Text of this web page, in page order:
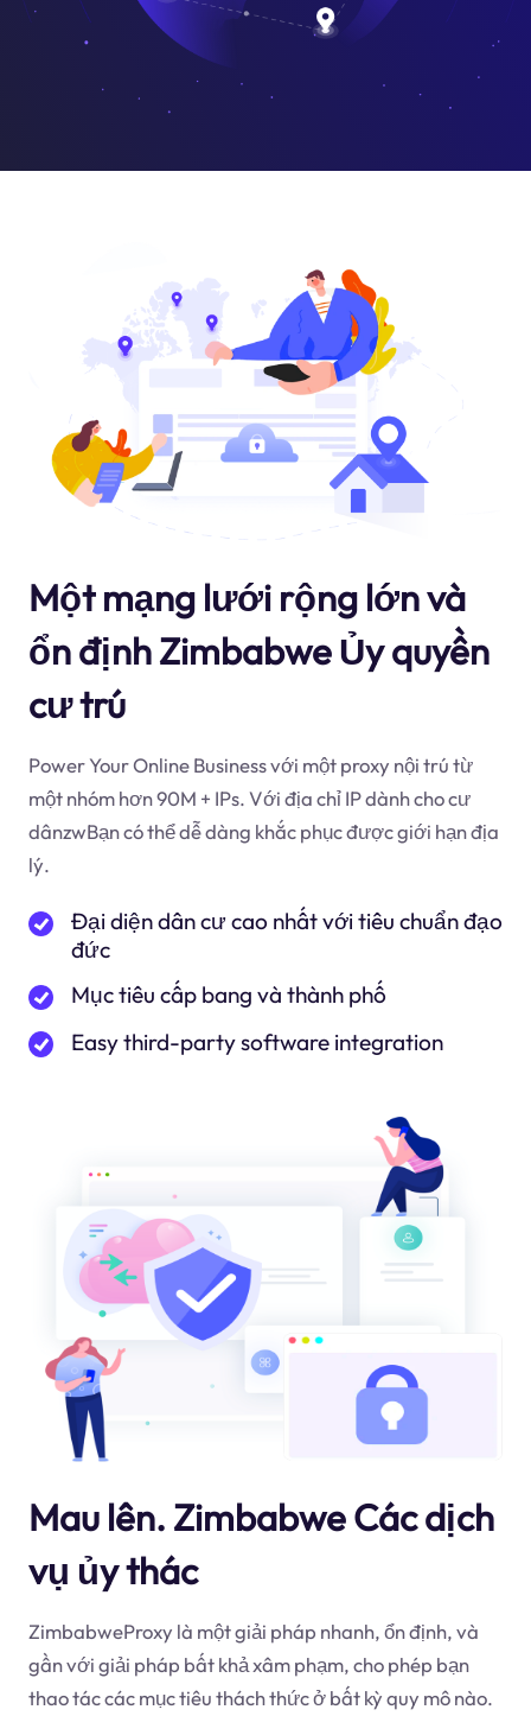
Một mạng lưới rộng lớn và
ổn định Zimbabwe Ủy quyền
cư trú
Power Your Online Business với một proxy nội trú từ
một nhóm hơn 90M + IPs. Với địa chỉ IP dành cho cư
dânzwBạn có thể dễ dàng khắc phục được giới hạn địa
lý.
Đại diện dân cư cao nhất với tiêu chuẩn đạo
đức
Mục tiêu cấp bang và thành phố
Easy third-party software integration
Mau lên. Zimbabwe Các dịch
vụ ủy thác
ZimbabweProxy là một giải pháp nhanh, ổn định, và
gần với giải pháp bất khả xâm phạm, cho phép bạn
thao tác các mục tiêu thách thức ở bất kỳ quy mô nào.